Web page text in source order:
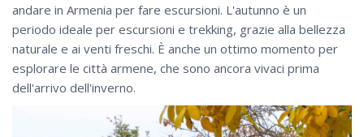
andare in Armenia per fare escursioni. L'autunno è un
periodo ideale per escursioni e trekking, grazie alla bellezza
naturale e ai venti freschi. È anche un ottimo momento per
esplorare le città armene, che sono ancora vivaci prima
dell'arrivo dell'inverno.